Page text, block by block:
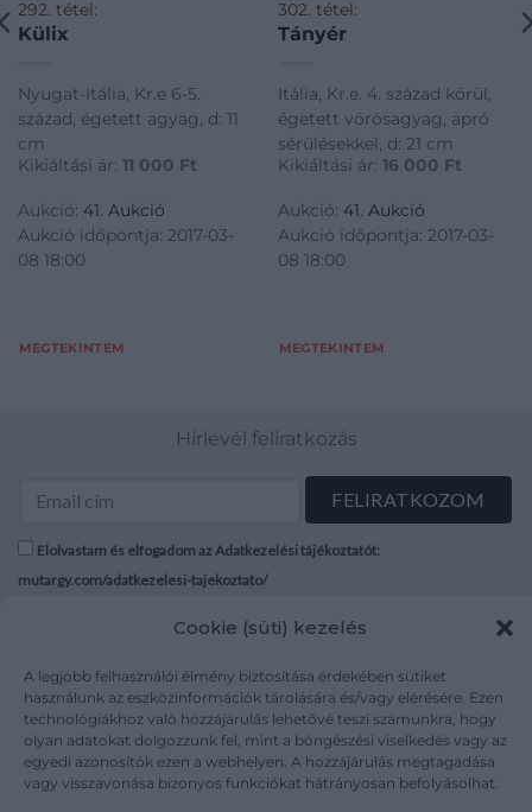
Cookie (süti) kezelés
A legjobb felhasználói élmény biztosítása érdekében sütiket
használunk az eszközinformációk tárolására és/vagy elérésére. Ezen
technológiákhoz való hozzájárulás lehetővé teszi számunkra, hogy
olyan adatokat dolgozzunk fel, mint a böngészési viselkedés vagy az
egyedi azonosítók ezen a webhelyen. A hozzájárulás megtagadása
vagy visszavonása bizonyos funkciókat hátrányosan befolyásolhat.
292. tétel:
Külix
Nyugat-Itália, Kr.e 6-5.
század, égetett agyag, d: 11
cm
Kikiáltási ár: 11 000 Ft
Aukció: 41. Aukció
Aukció időpontja: 2017-03-
08 18:00
MEGTEKINTEM
302. tétel:
Tányér
Itália, Kr.e. 4. század körül,
égetett vörösagyag, apró
sérülésekkel, d: 21 cm
Kikiáltási ár: 16 000 Ft
Aukció: 41. Aukció
Aukció időpontja: 2017-03-
08 18:00
MEGTEKINTEM
Hírlevél feliratkozás
Elolvastam és elfogadom az Adatkezelési tájékoztatót:
mutargy.com/adatkezelesi-tajekoztato/
Médiaajánlat
Karrier
Kapcsolat
Áraink
ÁSZF
Adatvédelem
Impresszum